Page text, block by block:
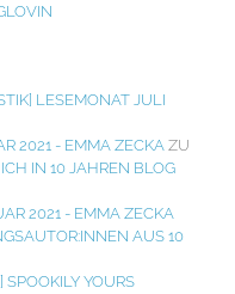
LESEMONAT JULI
2021 - EMMA ZECKA ZU
IN 10 JAHREN BLOG
2021 - EMMA ZECKA
AUS 10
SPOOKILY YOURS